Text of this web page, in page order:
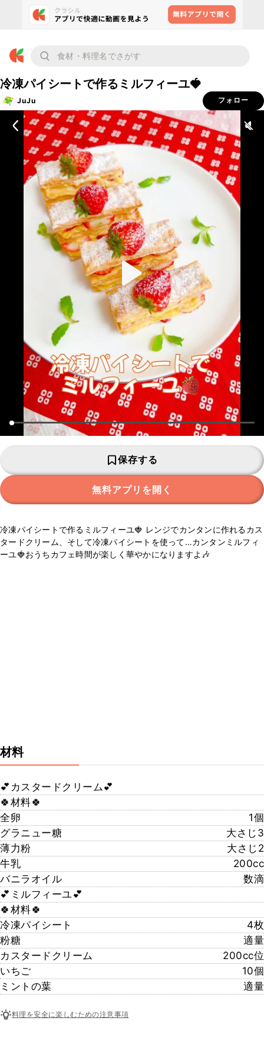
冷凍パイシートで作るミルフィーユ🍓
JuJu フォロー
保存する
無料アプリを開く
冷凍パイシートで作るミルフィーユ🍓 レンジでカンタンに作れるカス
タードクリーム、そして冷凍パイシートを使って…カンタンミルフィ
ーユ🍓おうちカフェ時間が楽しく華やかになりますよ🎶
材料
💕カスタードクリーム💕
🍀材料🍀
全卵
1個
グラニュー糖
大さじ3
薄力粉
大さじ2
牛乳
200cc
バニラオイル
数滴
💕ミルフィーユ💕
🍀材料🍀
冷凍パイシート
4枚
粉糖
適量
カスタードクリーム
200cc位
いちご
10個
ミントの葉
適量
料理を安全に楽しむための注意事項